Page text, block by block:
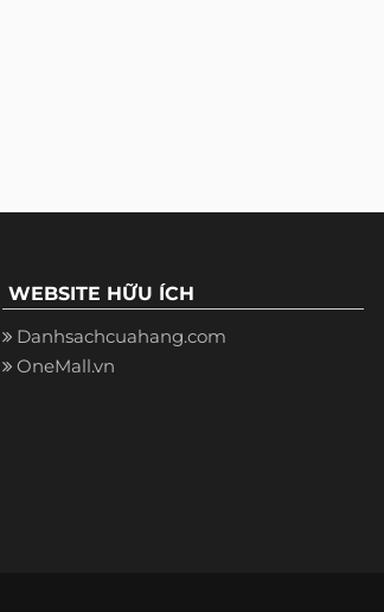
WEBSITE HỮU ÍCH
Danhsachcuahang.com
OneMall.vn